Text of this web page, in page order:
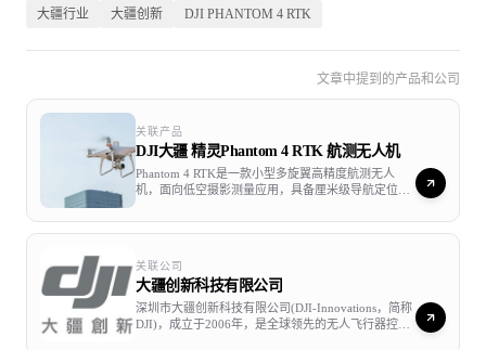
供卫星原始观测值与相机曝光文件，支持PPK后处理。不
受限于通信链路与网络覆盖，作业更加灵活高效。
高精度成像
大疆行业 大疆创新 DJI PHANTOM 4 RTK
文章中提到的产品和公司
关联产品
DJI大疆 精灵Phantom 4 RTK 航测无人机
Phantom 4 RTK是一款小型多旋翼高精度航测无人
机，面向低空摄影测量应用，具备厘米级导航定位系
录精确位置、姿态、置信度、镜头标定参数等，提供
精准航测影像输出，支持各种任务场景下的作业与后
业版，同时可扩展第三方专业建模软件，组成完整的
软硬件解决方案，大幅降低航空摄影测量使用复杂
度。Phantom 4 RTK通过时钟同步设计，飞控、相机
与RTK的时钟系统实现微秒级同步，相机成像时刻毫
关联公司
大疆创新科技有限公司
深圳市大疆创新科技有限公司(DJI-Innovations，简称
DJI)，成立于2006年，是全球领先的无人飞行器控制